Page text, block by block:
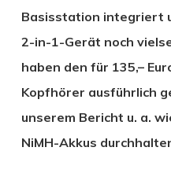
Basisstation integriert
2-in-1-Gerät noch
haben den für 135,–
Kopfhörer ausführlich
unserem Bericht u. a.
NiMH-Akkus